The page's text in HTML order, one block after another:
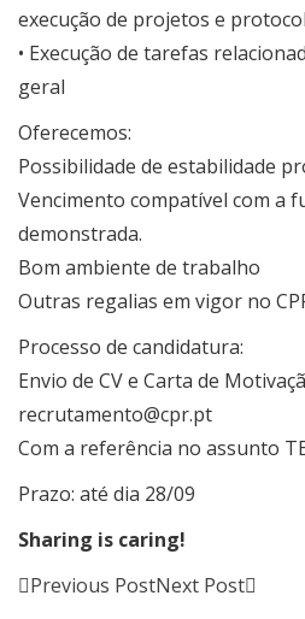
execução de projetos e
• Execução de tarefas
geral
Oferecemos:
Possibilidade de estabilidade
Vencimento compatível com a
demonstrada.
Bom ambiente de trabalho
Outras regalias em vigor no
Processo de candidatura:
Envio de CV e Carta de
recrutamento@cpr.pt
Com a referência no assunto
Prazo: até dia 28/09
Sharing is caring!
Previous PostNext Post